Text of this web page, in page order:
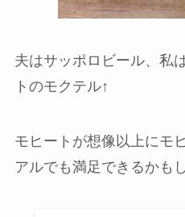
夫はサッポロビール、私
トのモクテル↑
モヒートが想像以上にモ
アルでも満足できるかも